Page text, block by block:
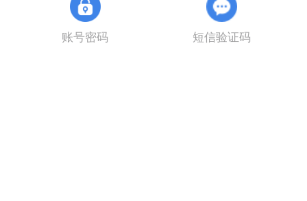
账号密码 短信验证码